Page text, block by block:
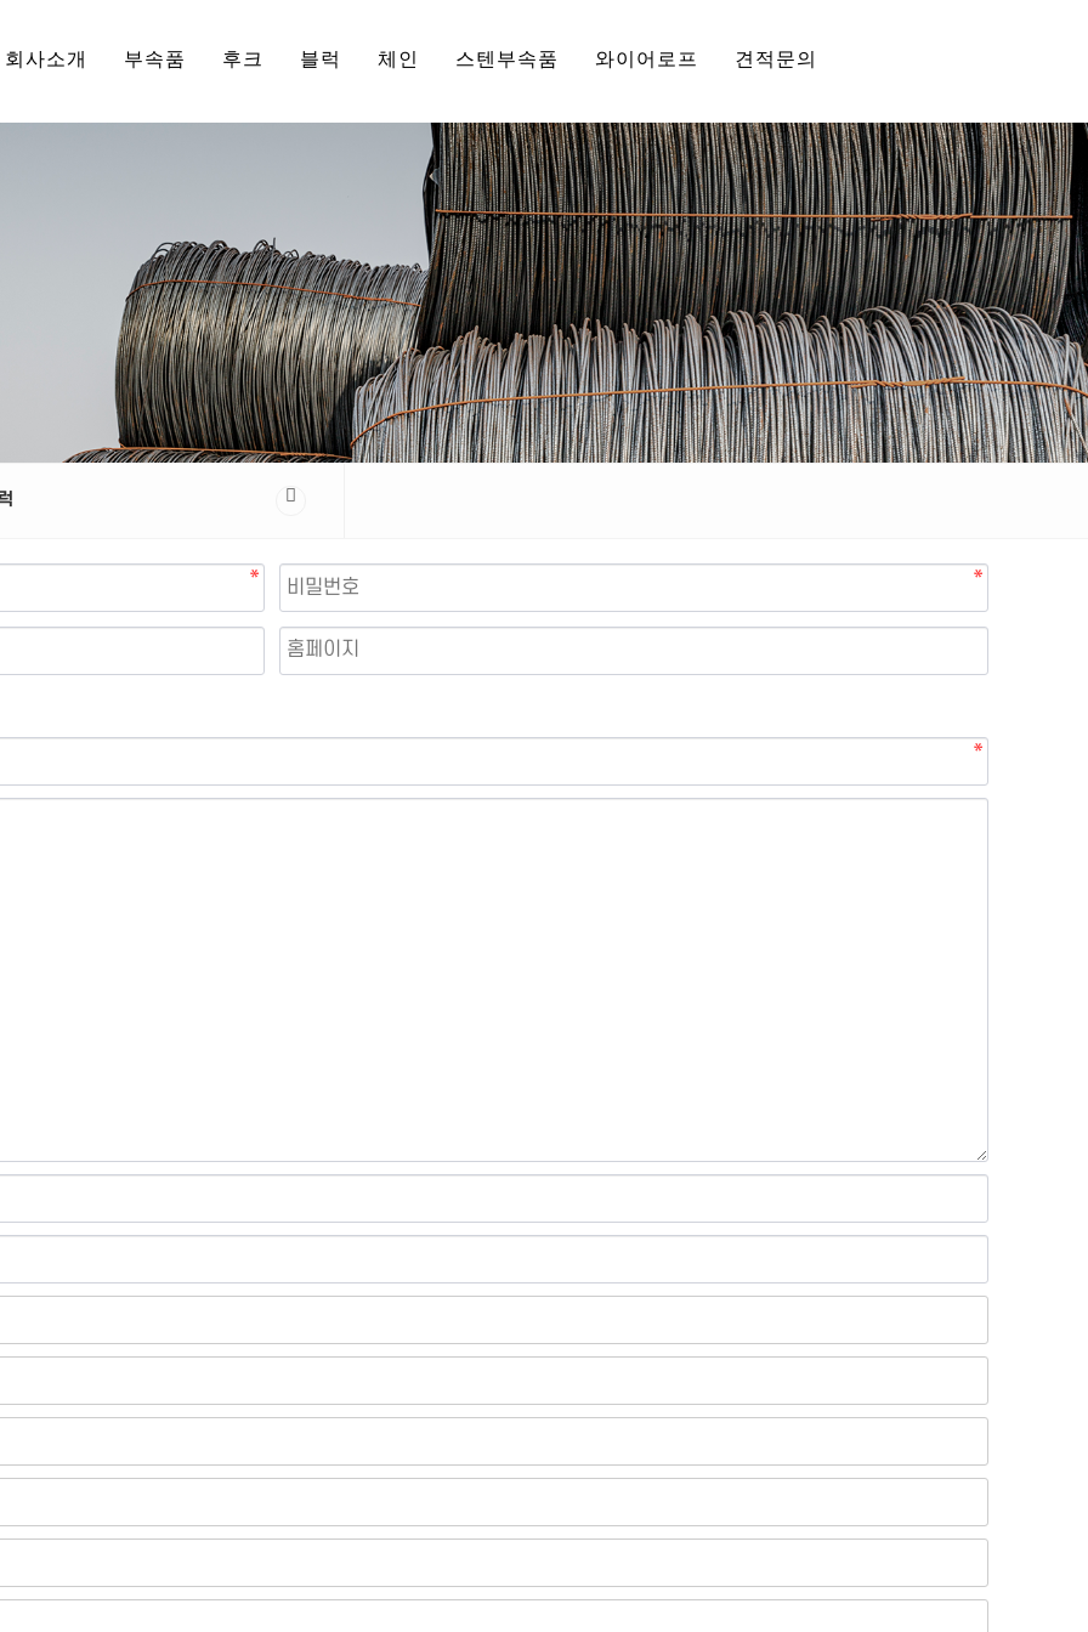
회사소개 부속품 후크 블럭 체인 스텐부속품 와이어로프 견적문의